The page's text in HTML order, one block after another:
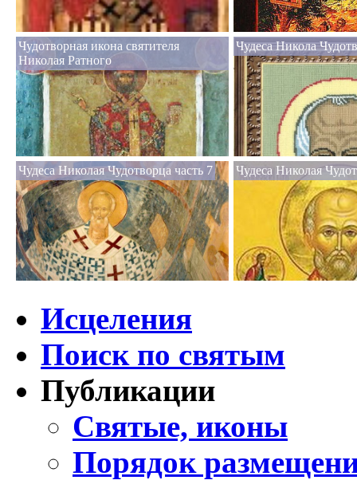
Чудотворная икона святителя
Николая Ратного
Чудеса Никола
Чудеса Николая Чудотворца часть 7 Чудеса Николая
Исцеления
Поиск по святым
Публикации
Святые, иконы
Порядок